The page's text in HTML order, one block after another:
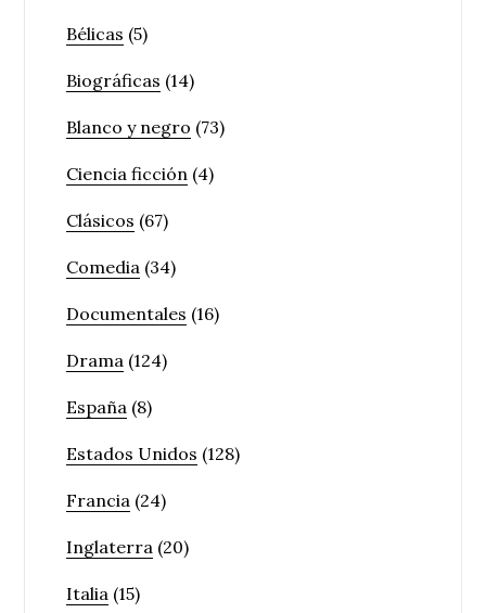
Bélicas (5)
Biográficas (14)
Blanco y negro (73)
Ciencia ficción (4)
Clásicos (67)
Comedia (34)
Documentales (16)
Drama (124)
España (8)
Estados Unidos (128)
Francia (24)
Inglaterra (20)
Italia (15)